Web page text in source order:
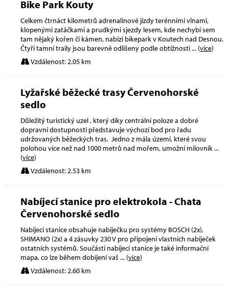
Bike Park Kouty
Celkem čtrnáct kilometrů adrenalinové jízdy terénními vlnami,
klopenými zatáčkami a prudkými sjezdy lesem, kde nechybí sem
tam nějaký kořen či kámen, nabízí bikepark v Koutech nad Desnou.
Čtyři tamní traily jsou barevně odlišeny podle obtížnosti... (více)
Vzdálenost: 2.05 km
Lyžařské běžecké trasy Červenohorské
sedlo
Důležitý turistický uzel , který díky centrální poloze a dobré
dopravní dostupnosti představuje výchozí bod pro řadu
udržovaných běžeckých tras. Jedno z mála území, které svou
polohou více než nad 1000 metrů nad mořem, umožní milovník...
(více)
Vzdálenost: 2.53 km
Nabíjecí stanice pro elektrokola - Chata
Červenohorské sedlo
Nabíjecí stanice obsahuje nabíječku pro systémy BOSCH (2x),
SHIMANO (2x) a 4 zásuvky 230 V pro připojení vlastních nabíječek
ostatních systémů. Součástí nabíjecí stanice je také informační
mapa, co lze během dobíjení vaš ... (více)
Vzdálenost: 2.60 km